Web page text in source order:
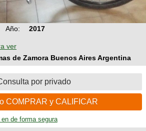
Año:
2017
ver
de Zamora Buenos Aires Argentina
por privado
COMPRAR y CALIFICAR
de forma segura